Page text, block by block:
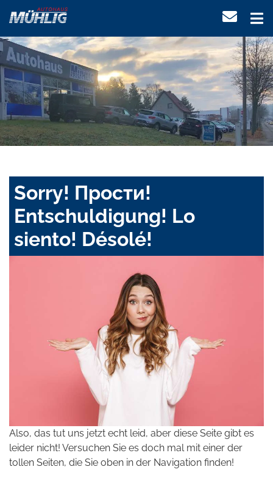
Sorry! Прости!
Entschuldigung! Lo
siento! Désolé!
Also, das tut uns jetzt echt leid, aber diese Seite gibt es
leider nicht! Versuchen Sie es doch mal mit einer der
tollen Seiten, die Sie oben in der Navigation finden!